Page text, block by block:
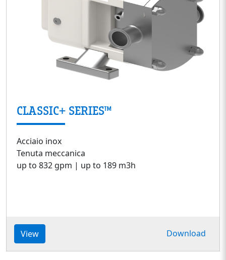
CLASSIC+ SERIES™
Acciaio inox
Tenuta meccanica
up to 832 gpm | up to 189 m3h
View Download